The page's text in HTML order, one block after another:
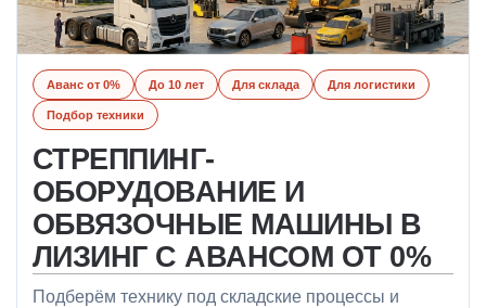
Аванс от 0% До 10 лет Для склада Для логистики
Подбор техники
СТРЕППИНГ-
ОБОРУДОВАНИЕ И
ОБВЯЗОЧНЫЕ МАШИНЫ В
ЛИЗИНГ С АВАНСОМ ОТ 0%
Подберём технику под складские процессы и